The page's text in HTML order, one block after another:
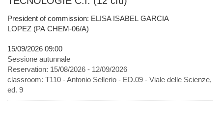
President of commission: ELISA ISABEL GARCIA
LOPEZ (PA CHEM-06/A)
15/09/2026 09:00
Sessione autunnale
Reservation: 15/08/2026 - 12/09/2026
classroom: T110 - Antonio Sellerio - ED.09 - Viale delle Scienze,
ed. 9